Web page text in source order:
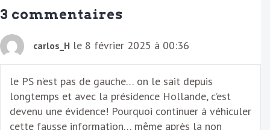
l
3 commentaires
carlos_H le 8 février 2025 à 00:36
le PS n’est pas de gauche… on le sait depuis
longtemps et avec la présidence Hollande, c’est
devenu une évidence! Pourquoi continuer à véhiculer
cette fausse information… même après la non